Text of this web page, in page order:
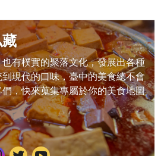
有樸實的聚落文化，發展出各種
現代的口味，臺中的美食總不會
，快來蒐集專屬於你的美食地圖